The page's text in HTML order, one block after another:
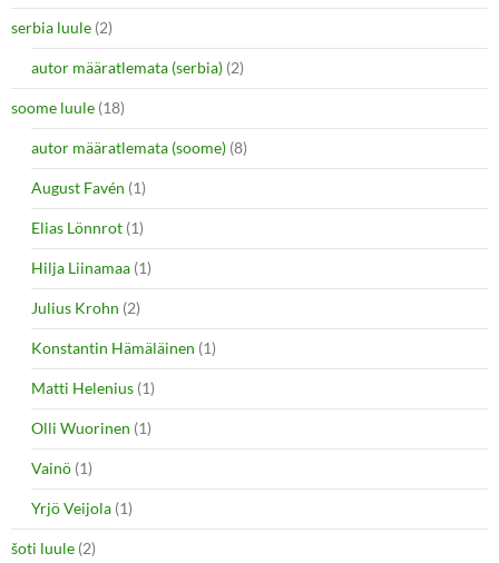
serbia luule (2)
autor määratlemata (serbia) (2)
soome luule (18)
autor määratlemata (soome) (8)
August Favén (1)
Elias Lönnrot (1)
Hilja Liinamaa (1)
Julius Krohn (2)
Konstantin Hämäläinen (1)
Matti Helenius (1)
Olli Wuorinen (1)
Vainö (1)
Yrjö Veijola (1)
šoti luule (2)